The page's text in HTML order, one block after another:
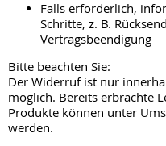
Falls erforderlich,
Schritte, z. B.
Vertragsbeendigung
Bitte beachten Sie:
Der Widerruf ist nur
möglich. Bereits erbrachte
Produkte können unter
werden.